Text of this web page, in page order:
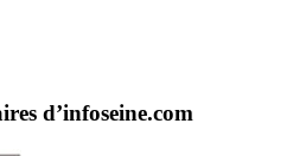
d’infoseine.com